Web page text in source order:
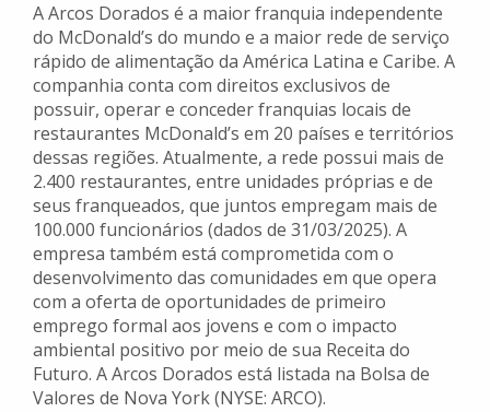
A Arcos Dorados é a maior franquia independente
do McDonald’s do mundo e a maior rede de serviço
rápido de alimentação da América Latina e Caribe. A
companhia conta com direitos exclusivos de
possuir, operar e conceder franquias locais de
restaurantes McDonald’s em 20 países e territórios
dessas regiões. Atualmente, a rede possui mais de
2.400 restaurantes, entre unidades próprias e de
seus franqueados, que juntos empregam mais de
100.000 funcionários (dados de 31/03/2025). A
empresa também está comprometida com o
desenvolvimento das comunidades em que opera
com a oferta de oportunidades de primeiro
emprego formal aos jovens e com o impacto
ambiental positivo por meio de sua Receita do
Futuro. A Arcos Dorados está listada na Bolsa de
Valores de Nova York (NYSE: ARCO).